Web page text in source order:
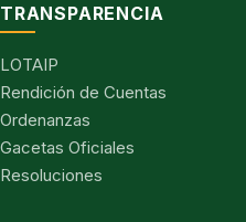
TRANSPARENCIA
LOTAIP
Rendición de Cuentas
Ordenanzas
Gacetas Oficiales
Resoluciones